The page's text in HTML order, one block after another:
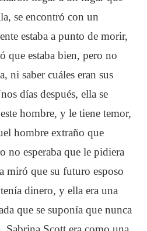
se encontró con un
estaba a punto de morir,
que estaba bien, pero no
ni saber cuáles eran sus
días después, ella se
hombre, y le tiene temor,
hombre extraño que
no esperaba que le pidiera
miró que su futuro esposo
dinero, y ella era una
que se suponía que nunca